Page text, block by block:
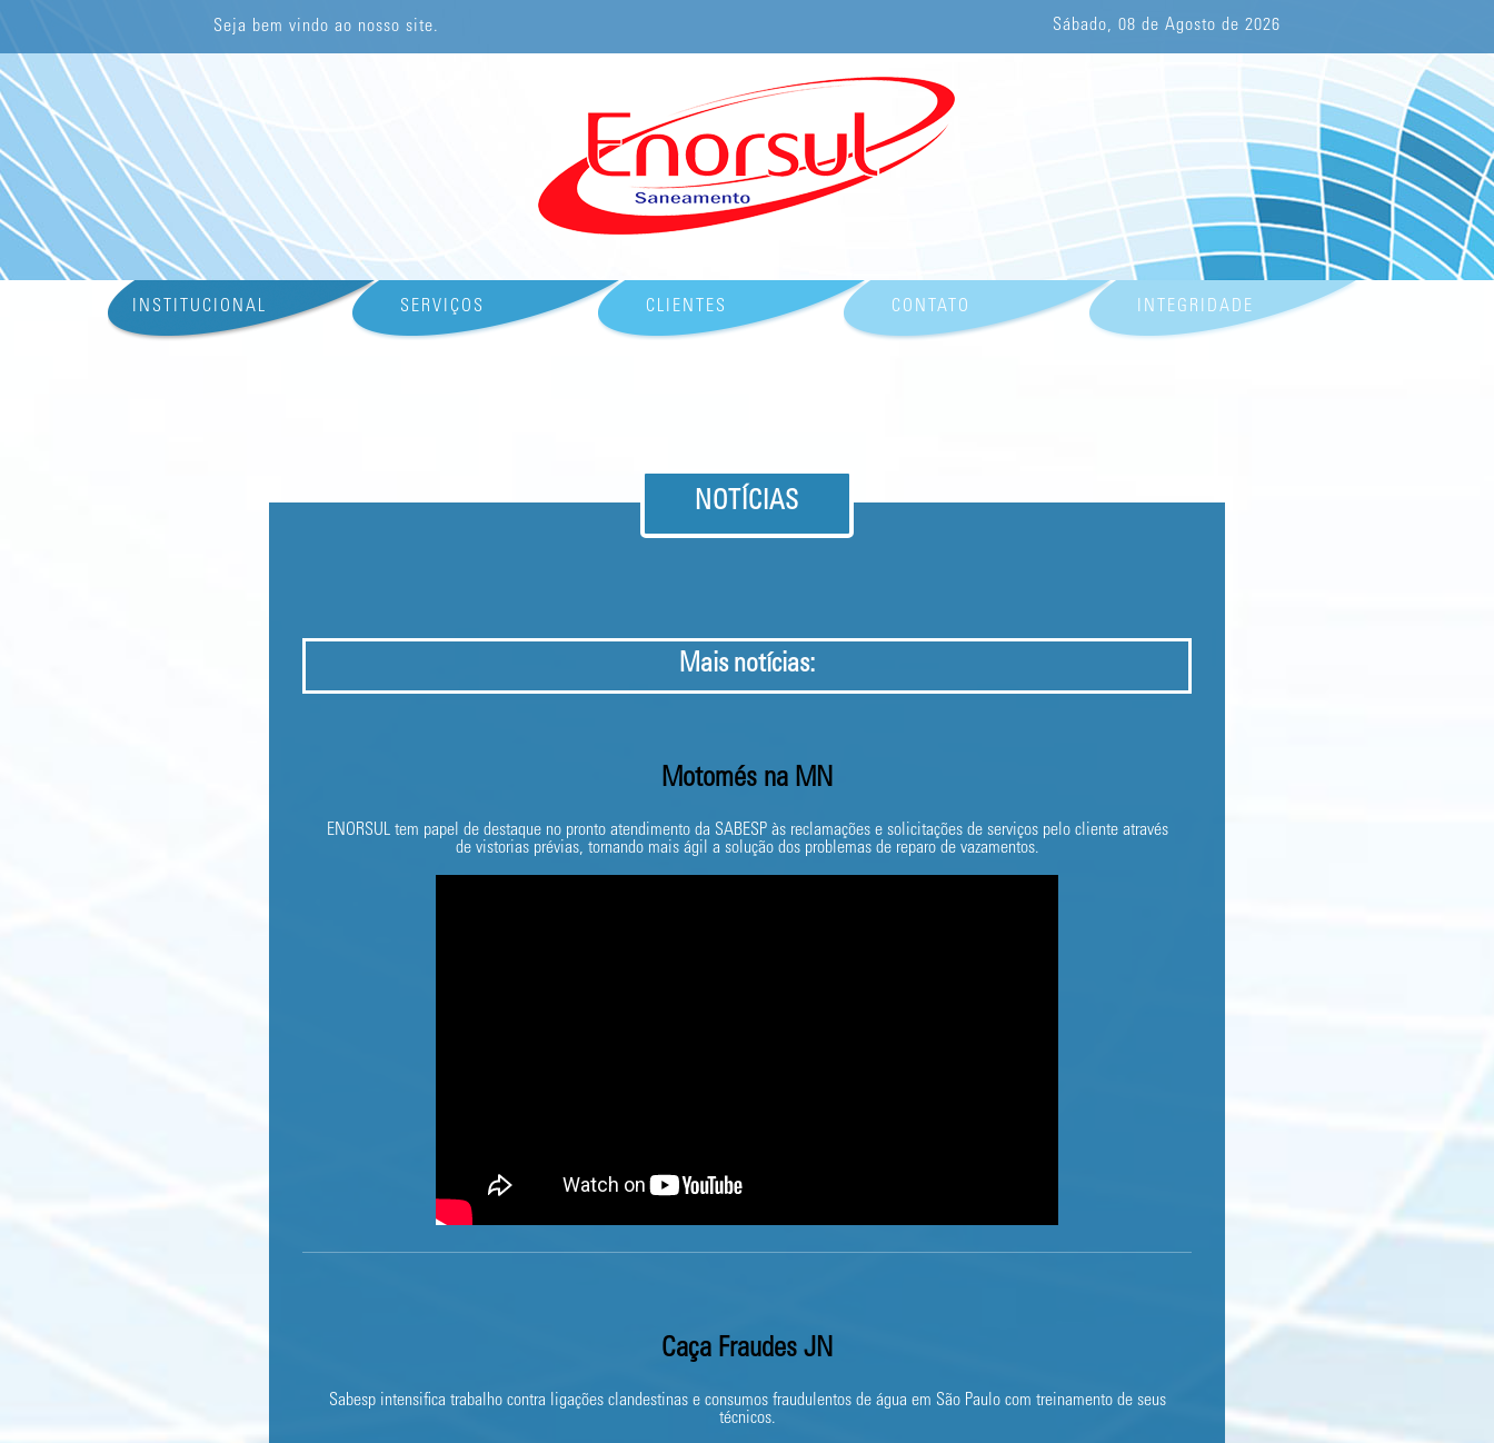
Seja bem vindo ao nosso site. Sábado, 08 de Agosto de 2026
INSTITUCIONAL SERVIÇOS CLIENTES CONTATO INTEGRIDADE
NOTÍCIAS
Mais notícias:
Motomés na MN
ENORSUL tem papel de destaque no pronto atendimento da SABESP às reclamações e solicitações de serviços pelo cliente através
de vistorias prévias, tornando mais ágil a solução dos problemas de reparo de vazamentos.
Caça Fraudes JN
Sabesp intensifica trabalho contra ligações clandestinas e consumos fraudulentos de água em São Paulo com treinamento de seus
técnicos.